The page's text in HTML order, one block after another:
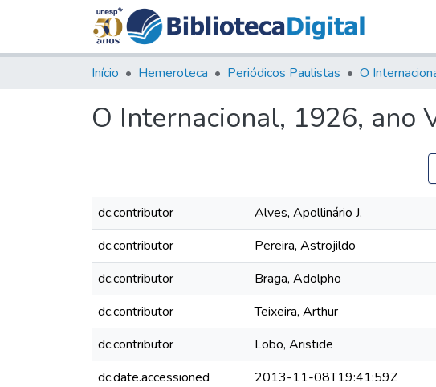
Início Hemeroteca Periódicos Paulistas O
O Internacional, 1926, ano
dc.contributor Alves, Apollinário J.
dc.contributor
Pereira, Astrojildo
dc.contributor
Braga, Adolpho
dc.contributor
Teixeira, Arthur
dc.contributor
Lobo, Aristide
dc.date.accessioned
2013-11-08T19:41:59Z